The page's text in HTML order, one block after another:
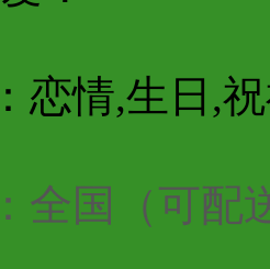
恋情,生日,
全国（可配